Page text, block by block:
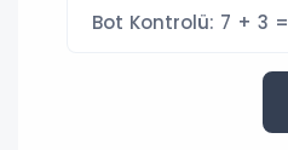
Bot Kontrolü: 7 + 3 =